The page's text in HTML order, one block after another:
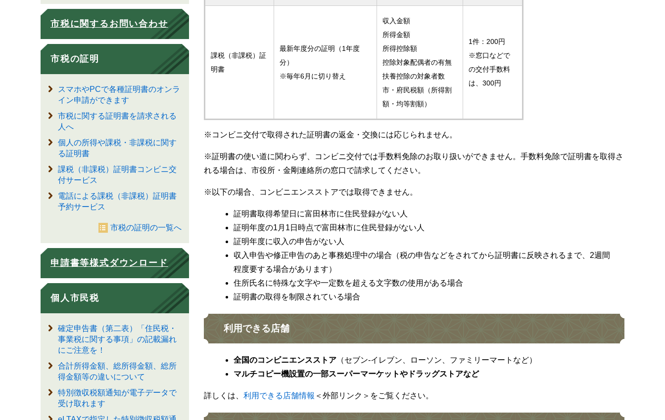
市税に関するお問い合わせ
市税の証明
スマホやPCで各種証明書のオンラ
イン申請ができます
市税に関する証明書を請求される
人へ
個人の所得や課税・非課税に関す
る証明書
課税（非課税）証明書コンビニ交
付サービス
電話による課税（非課税）証明書
予約サービス
市税の証明の一覧へ
申請書等様式ダウンロード
個人市民税
確定申告書（第二表）「住民税・
事業税に関する事項」の記載漏れ
にご注意を！
合計所得金額、総所得金額、総所
得金額等の違いについて
特別徴収税額通知が電子データで
受け取れます
課税（非課税）証
明書
最新年度分の証明（1年度
分）
※毎年6月に切り替え
収入金額
所得金額
所得控除額
控除対象配偶者の有無
扶養控除の対象者数
市・府民税額（所得割
額・均等割額）
1件：200円
※窓口などで
の交付手数料
は、300円
※コンビニ交付で取得された証明書の返金・交換には応じられません。
※証明書の使い道に関わらず、コンビニ交付では手数料免除のお取り扱いができません。手数料免除で証明書を取得さ
れる場合は、市役所・金剛連絡所の窓口で請求してください。
※以下の場合、コンビニエンスストアでは取得できません。
証明書取得希望日に富田林市に住民登録がない人
証明年度の1月1日時点で富田林市に住民登録がない人
証明年度に収入の申告がない人
収入申告や修正申告のあと事務処理中の場合（税の申告などをされてから証明書に反映されるまで、2週間
程度要する場合があります）
住所氏名に特殊な文字や一定数を超える文字数の使用がある場合
証明書の取得を制限されている場合
利用できる店舗
全国のコンビニエンスストア （セブン‐イレブン、ローソン、ファミリーマートなど）
マルチコピー機設置の一部スーパーマーケットやドラッグストアなど
詳しくは、 利用できる店舗情報 ＜外部リンク＞ をご覧ください。